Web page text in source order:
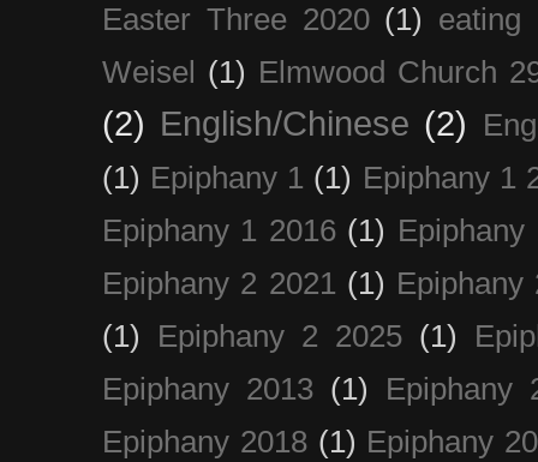
Easter Three 2020 (1) eating
Weisel (1) Elmwood Church
(2) English/Chinese (2)
(1) Epiphany 1 (1) Epiphany 1
Epiphany 1 2016 (1) Epiphany
Epiphany 2 2021 (1) Epiphany
(1)
Epiphany 2 2025 (1)
Epiphany 2013 (1)
Epiphany
Epiphany 2018 (1) Epiphany